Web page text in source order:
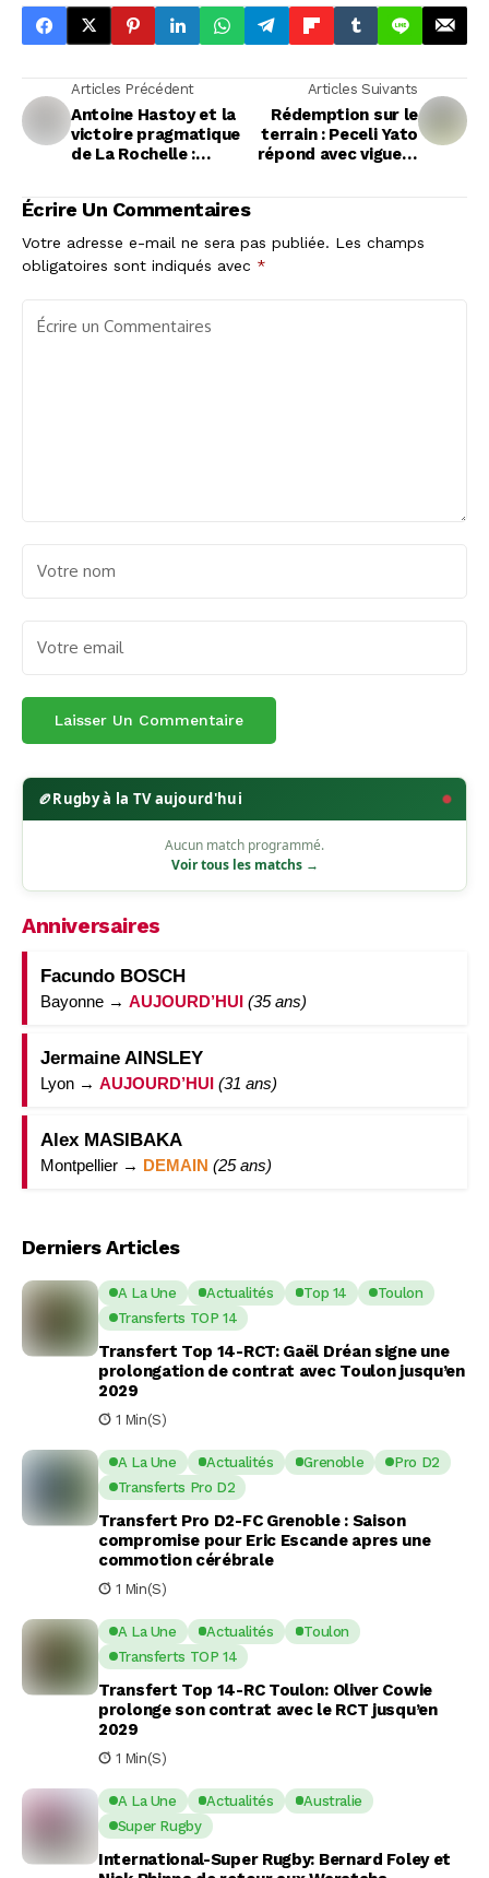
Articles Précédent
Antoine Hastoy et la
victoire pragmatique
de La Rochelle :
Articles Suivants
Rédemption sur le
terrain : Peceli Yato
répond avec vigueur
Écrire Un Commentaires
Votre adresse e-mail ne sera pas publiée. Les champs
obligatoires sont indiqués avec *
🏉Rugby à la TV aujourd'hui
Aucun match programmé.
Voir tous les matchs →
Anniversaires
Facundo BOSCH
Bayonne → AUJOURD’HUI (35 ans)
Jermaine AINSLEY
Lyon → AUJOURD’HUI (31 ans)
Alex MASIBAKA
Montpellier → DEMAIN (25 ans)
Derniers Articles
A La Une Actualités Top 14
Toulon
Transferts TOP 14
Transfert Top 14-RCT: Gaël Dréan signe une
prolongation de contrat avec Toulon jusqu’en
2029
1 Min(s)
A La Une Actualités Grenoble
Pro D2
Transferts Pro D2
Transfert Pro D2-FC Grenoble : Saison
compromise pour Eric Escande apres une
commotion cérébrale
1 Min(s)
A La Une Actualités
Toulon
Transferts TOP 14
Transfert Top 14-RC Toulon: Oliver Cowie
prolonge son contrat avec le RCT jusqu’en
2029
1 Min(s)
A La Une Actualités
Australie
Super Rugby
International-Super Rugby: Bernard Foley et